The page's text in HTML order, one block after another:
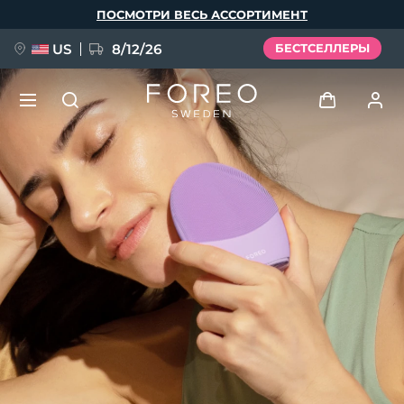
ПОСМОТРИ ВЕСЬ АССОРТИМЕНТ
US 8/12/26 БЕСТСЕЛЛЕРЫ
Профиль пользователя
Мои приборы
Мои заказы
Мои адреса
Мои подписки
НОВИНКА
FAQ™ Pure Beauty-Tech Elixir
BREAKING NEWS
issa™ Teeth Whitening Set
Язык
English Deutsch
Español
Français
Italiano
Português
Svenska
Русский
Türkçe
简体中文 繁體中文